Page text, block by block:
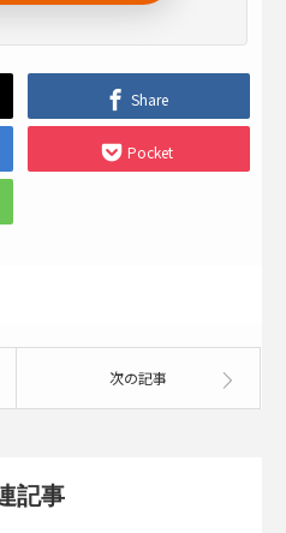
Share
Pocket
次の記事
記事